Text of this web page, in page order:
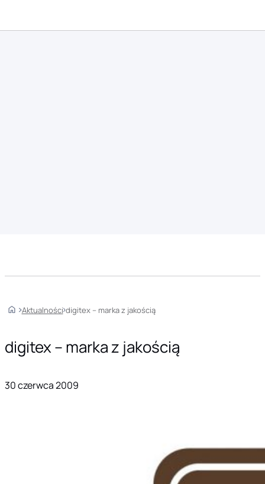
Aktualności digitex – marka z jakością
digitex – marka z jakością
30 czerwca 2009